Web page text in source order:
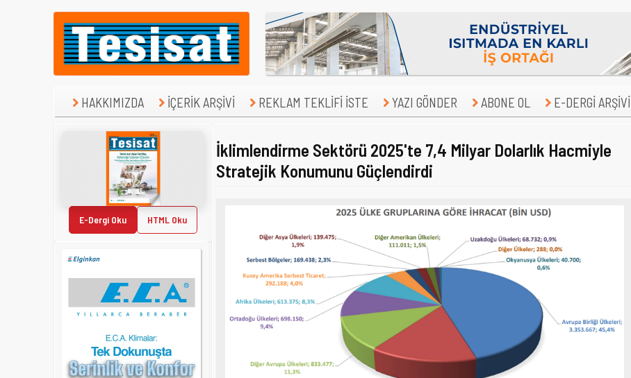
HAKKIMIZDA İÇERİK ARŞİVİ REKLAM TEKLİFİ İSTE YAZI GÖNDER ABONE OL E-DERGİ ARŞİVİ
E-Dergi Oku HTML Oku
İklimlendirme Sektörü 2025'te 7,4 Milyar Dolarlık Hacmiyle
Stratejik Konumunu Güçlendirdi